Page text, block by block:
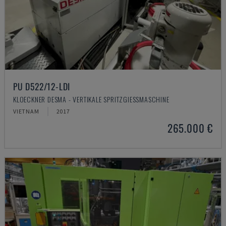
PU D522/12-LDI
KLOECKNER DESMA - VERTIKALE SPRITZGIESSMASCHINE
VIETNAM 2017
265.000 €